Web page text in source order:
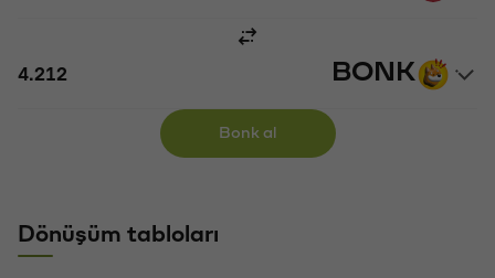
BONK
Bonk al
Dönüşüm tabloları